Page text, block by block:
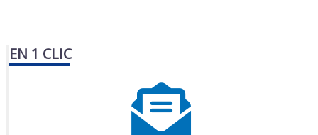
EN 1 CLIC